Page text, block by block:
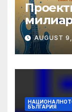
AUGUST
БЪЛГАРИЯ